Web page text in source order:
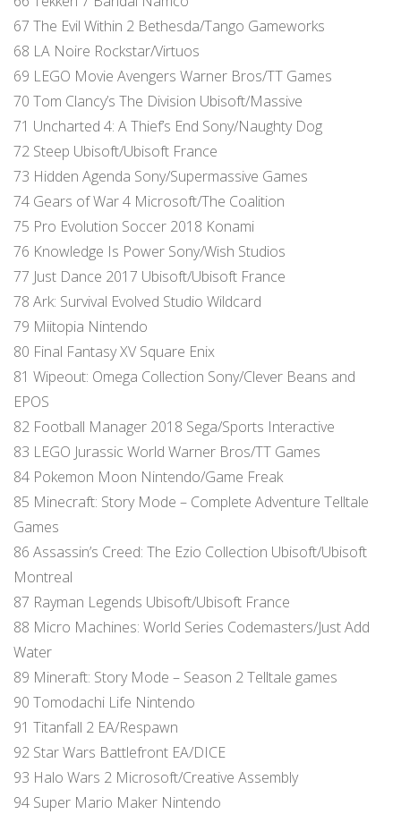
67 The Evil Within 2 Bethesda/Tango Gameworks
68 LA Noire Rockstar/Virtuos
69 LEGO Movie Avengers Warner Bros/TT Games
70 Tom Clancy’s The Division Ubisoft/Massive
71 Uncharted 4: A Thief’s End Sony/Naughty Dog
72 Steep Ubisoft/Ubisoft France
73 Hidden Agenda Sony/Supermassive Games
74 Gears of War 4 Microsoft/The Coalition
75 Pro Evolution Soccer 2018 Konami
76 Knowledge Is Power Sony/Wish Studios
77 Just Dance 2017 Ubisoft/Ubisoft France
78 Ark: Survival Evolved Studio Wildcard
79 Miitopia Nintendo
80 Final Fantasy XV Square Enix
81 Wipeout: Omega Collection Sony/Clever Beans and
EPOS
82 Football Manager 2018 Sega/Sports Interactive
83 LEGO Jurassic World Warner Bros/TT Games
84 Pokemon Moon Nintendo/Game Freak
85 Minecraft: Story Mode – Complete Adventure Telltale
Games
86 Assassin’s Creed: The Ezio Collection Ubisoft/Ubisoft
Montreal
87 Rayman Legends Ubisoft/Ubisoft France
88 Micro Machines: World Series Codemasters/Just Add
Water
89 Mineraft: Story Mode – Season 2 Telltale games
90 Tomodachi Life Nintendo
91 Titanfall 2 EA/Respawn
92 Star Wars Battlefront EA/DICE
93 Halo Wars 2 Microsoft/Creative Assembly
94 Super Mario Maker Nintendo